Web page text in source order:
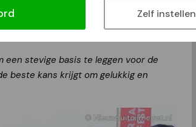
Zelf instellen
Sinds een aantal jaar organiseert
voor mentale gezondheid.
stevige basis te leggen voor de
beste kans krijgt om gelukkig en